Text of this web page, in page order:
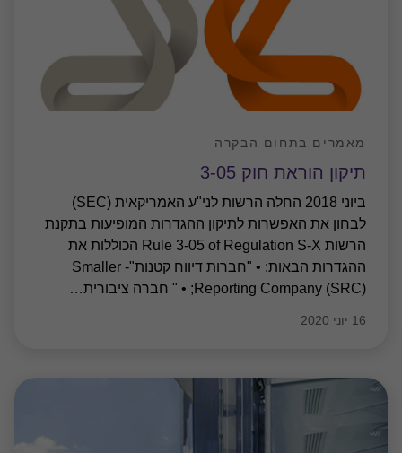
תיקון הוראת חוק 3-05
מאמרים בתחום הבקרה
ביוני 2018 החלה הרשות לני"ע האמריקאית (SEC)
לבחון את האפשרות לתיקון ההגדרות המופיעות בתקנת
הרשות Rule 3-05 of Regulation S-X הכוללות את
ההגדרות הבאות: • "חברות דיווח קטנות"- Smaller
Reporting Company (SRC); • " חברה ציבורית
…
16 יוני 2020